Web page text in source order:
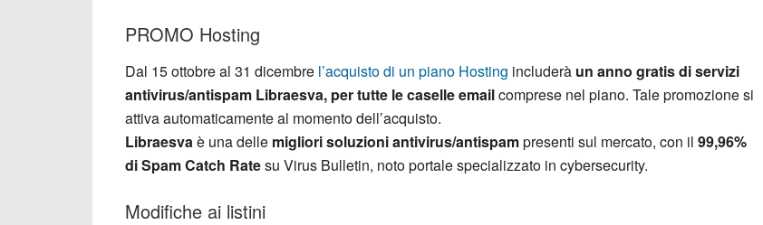
PROMO Hosting
Dal 15 ottobre al 31 dicembre l’acquisto di un piano Hosting includerà un anno gratis di servizi
antivirus/antispam Libraesva, per tutte le caselle emailcomprese nel piano. Tale promozione si
attiva automaticamente al momento dell’acquisto.
Libraesvaè una delle migliori soluzioni antivirus/antispampresenti sul mercato, con il 99,96%
di Spam Catch Ratesu Virus Bulletin, noto portale specializzato in cybersecurity.
Modifiche ai listini